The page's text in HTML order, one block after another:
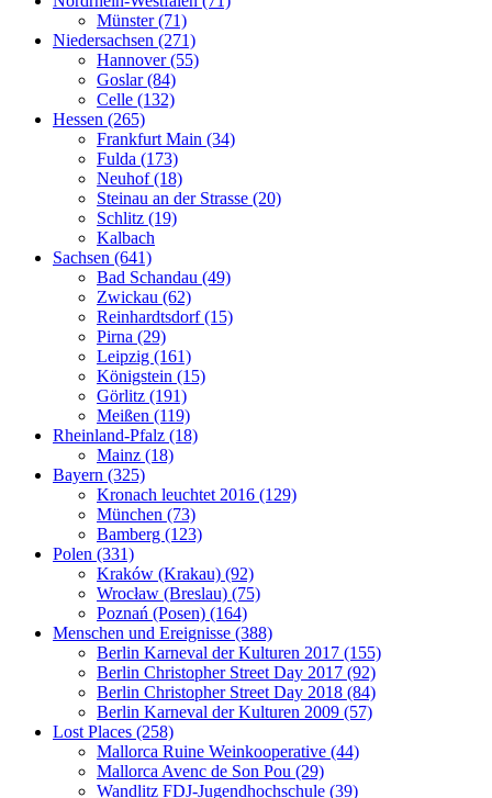
Münster (71)
Niedersachsen (271)
Hannover (55)
Goslar (84)
Celle (132)
Hessen (265)
Frankfurt Main (34)
Fulda (173)
Neuhof (18)
Steinau an der Strasse (20)
Schlitz (19)
Kalbach
Sachsen (641)
Bad Schandau (49)
Zwickau (62)
Reinhardtsdorf (15)
Pirna (29)
Leipzig (161)
Königstein (15)
Görlitz (191)
Meißen (119)
Rheinland-Pfalz (18)
Mainz (18)
Bayern (325)
Kronach leuchtet 2016 (129)
München (73)
Bamberg (123)
Polen (331)
Kraków (Krakau) (92)
Wrocław (Breslau) (75)
Poznań (Posen) (164)
Menschen und Ereignisse (388)
Berlin Karneval der Kulturen 2017 (155)
Berlin Christopher Street Day 2017 (92)
Berlin Christopher Street Day 2018 (84)
Berlin Karneval der Kulturen 2009 (57)
Lost Places (258)
Mallorca Ruine Weinkooperative (44)
Mallorca Avenc de Son Pou (29)
Wandlitz FDJ-Jugendhochschule (39)